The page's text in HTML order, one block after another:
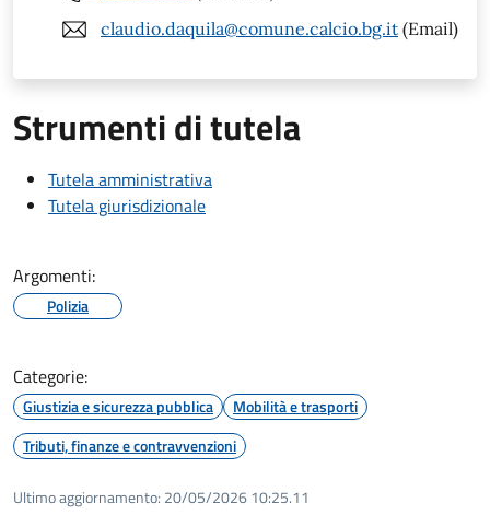
claudio.daquila@comune.calcio.bg.it (Email)
Strumenti di tutela
Tutela amministrativa
Tutela giurisdizionale
Argomenti:
Polizia
Categorie:
Giustizia e sicurezza pubblica
Mobilità e trasporti
Tributi, finanze e contravvenzioni
Ultimo aggiornamento: 20/05/2026 10:25.11